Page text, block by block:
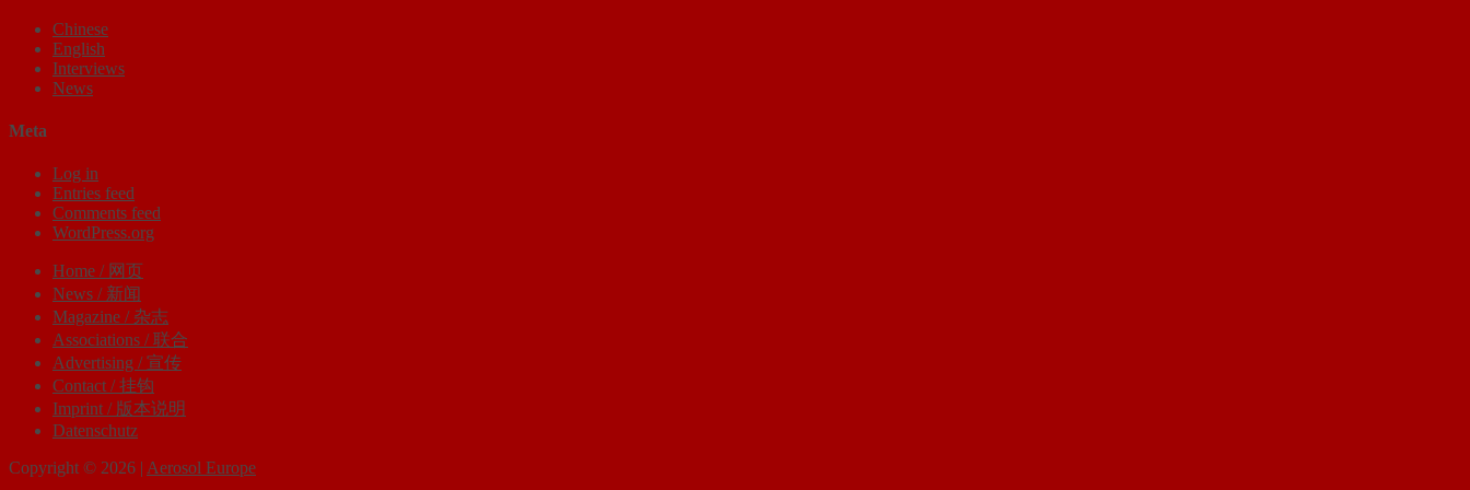
Chinese
English
Interviews
News
Meta
Log in
Entries feed
Comments feed
WordPress.org
Home / 网页
News / 新闻
Magazine / 杂志
Associations / 联合
Advertising / 宣传
Contact / 挂钩
Imprint / 版本​说明
Datenschutz
Copyright © 2026 | Aerosol Europe